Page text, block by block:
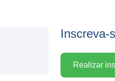
Inscreva-
Realizar